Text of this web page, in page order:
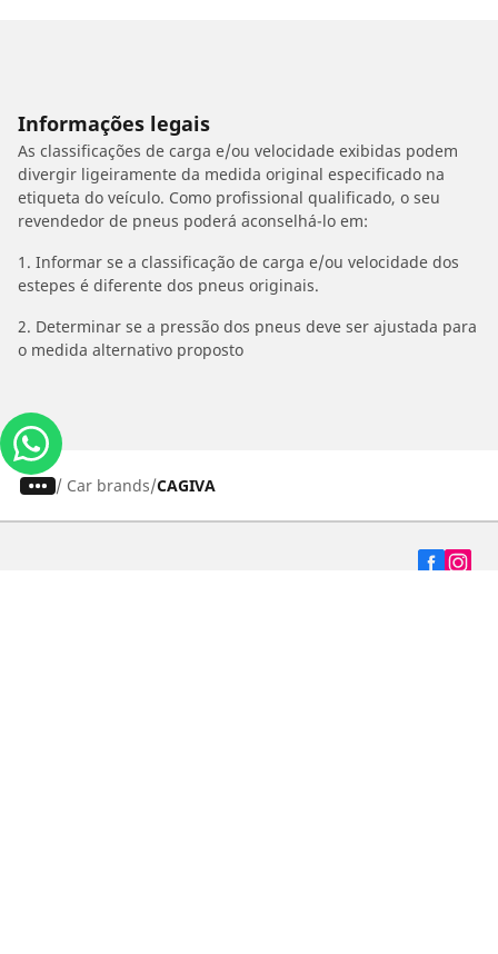
Informações legais
As classificações de carga e/ou velocidade exibidas podem
divergir ligeiramente da medida original especificado na
etiqueta do veículo. Como profissional qualificado, o seu
revendedor de pneus poderá aconselhá-lo em:
1. Informar se a classificação de carga e/ou velocidade dos
estepes é diferente dos pneus originais.
2. Determinar se a pressão dos pneus deve ser ajustada para
o medida alternativo proposto
/ Car brands CAGIVA